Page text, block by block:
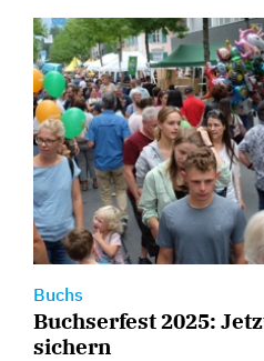
Buchs
Buchserfest 2025:
sichern